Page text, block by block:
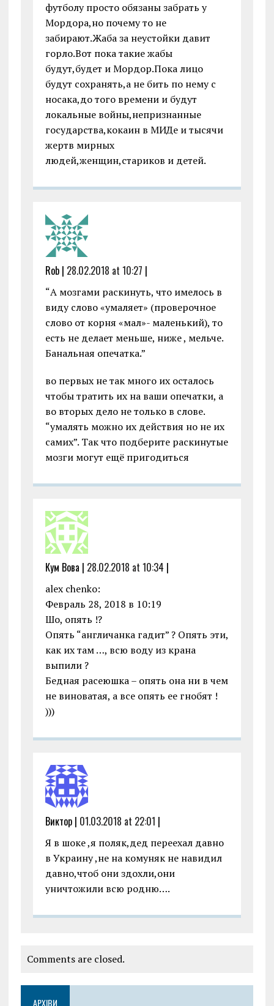
футболу просто обязаны забрать у
Мордора,но почему то не
забирают.Жаба за неустойки давит
горло.Вот пока такие жабы
будут,будет и Мордор.Пока лицо
будут сохранять,а не бить по нему с
носака,до того времени и будут
локальные войны,непризнанные
государства,кокаин в МИДе и тысячи
жертв мирных
людей,женщин,стариков и детей.
Rob | 28.02.2018 at 10:27 |
“А мозгами раскинуть, что имелось в
виду слово «умаляет» (проверочное
слово от корня «мал»- маленький), то
есть не делает меньше, ниже , мельче.
Банальная опечатка.”
во первых не так много их осталось
чтобы тратить их на ваши опечатки, а
во вторых дело не только в слове.
“умалять можно их действия но не их
самих”. Так что подберите раскинутые
мозги могут ещё пригодиться
Кум Вова | 28.02.2018 at 10:34 |
alex chenko:
Февраль 28, 2018 в 10:19
Шо, опять !?
Опять “англичанка гадит” ? Опять эти,
как их там …, всю воду из крана
выпили ?
Бедная расеюшка – опять она ни в чем
не виноватая, а все опять ее гнобят !
)))
Виктор | 01.03.2018 at 22:01 |
Я в шоке ,я поляк,дед переехал давно
в Украину ,не на комуняк не навидил
давно,чтоб они здохли,они
уничтожили всю родню….
Comments are closed.
АРХІВИ